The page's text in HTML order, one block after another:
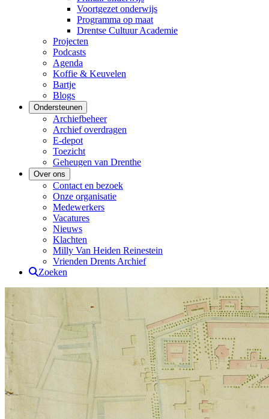
Voortgezet onderwijs
Programma op maat
Drentse Cultuur Academie
Projecten
Podcasts
Agenda
Koffie & Keuvelen
Bartje
Blogs
Ondersteunen
Archiefbeheer
Archief overdragen
E-depot
Toezicht
Geheugen van Drenthe
Over ons
Contact en bezoek
Onze organisatie
Medewerkers
Vacatures
Nieuws
Klachten
Milly Van Heiden Reinestein
Vrienden Drents Archief
Zoeken
Drents Archief